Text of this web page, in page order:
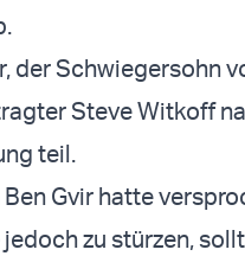
der Schwiegersohn
Steve Witkoff
teil.
Gvir hatte
zu stürzen,